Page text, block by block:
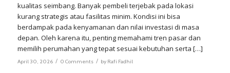
kualitas seimbang. Banyak pembeli terjebak pada lokasi
kurang strategis atau fasilitas minim. Kondisi ini bisa
berdampak pada kenyamanan dan nilai investasi di masa
depan. Oleh karena itu, penting memahami tren pasar dan
memilih perumahan yang tepat sesuai kebutuhan serta […]
April 30, 2026 / 0 Comments / by Rafi Fadhil